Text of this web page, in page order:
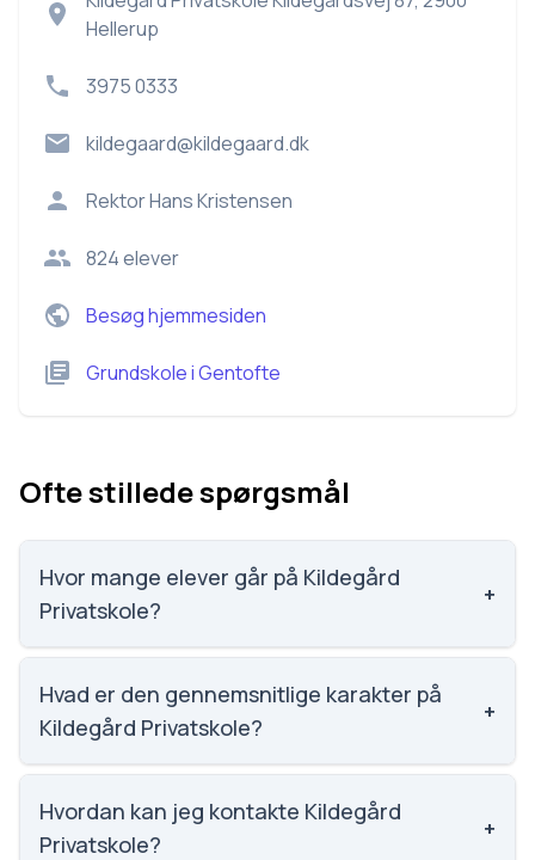
Hellerup
3975 0333
kildegaard@kildegaard.dk
RektorHans Kristensen
824elever
Besøg hjemmesiden
GrundskoleiGentofte
Ofte stillede spørgsmål
Hvor mange elever går på Kildegård
Privatskole?
+
Kildegård Privatskole har 824 elever, hvilket gør den
til nummer 82 ud af 3143 skoler.
Hvad er den gennemsnitlige karakter på
Kildegård Privatskole?
+
Karaktergennemsnittet på Kildegård Privatskole er
9.4, nummer 20 ud af 3143 skoler.
Hvordan kan jeg kontakte Kildegård
Privatskole?
+